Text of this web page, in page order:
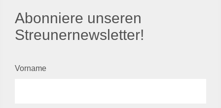
Abonniere unseren
Streunernewsletter!
Vorname